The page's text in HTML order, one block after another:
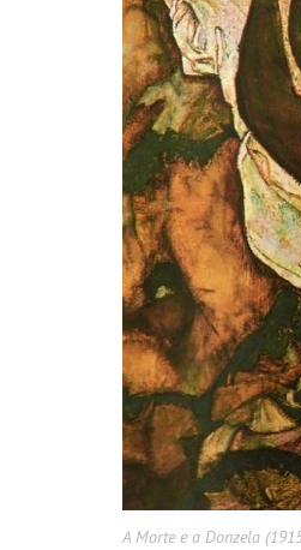
A Morte e a Donzela